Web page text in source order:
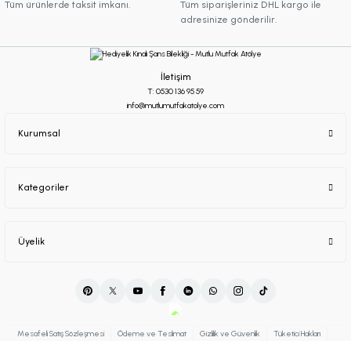
Tüm ürünlerde taksit imkanı.
Tüm siparişleriniz DHL kargo ile
adresinize gönderilir.
İletişim
T: 0530 136 95 59
info@mutlumutfakatolye.com
Kurumsal
Kategoriler
Üyelik
Mesafeli Satış Sözleşmesi Ödeme ve Teslimat Gizlilik ve Güvenlik Tüketici Hakları